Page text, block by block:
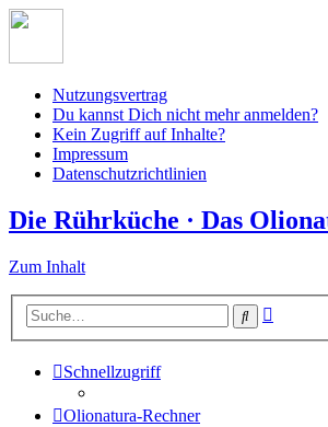
Nutzungsvertrag
Du kannst Dich nicht mehr anmelden?
Kein Zugriff auf Inhalte?
Impressum
Datenschutzrichtlinien
Die Rührküche · Das
Zum Inhalt
Suche
Schnellzugriff
Olionatura-Rechner